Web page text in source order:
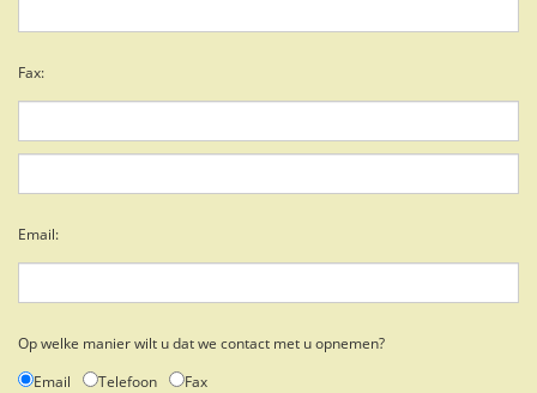
Fax:
Email:
Op welke manier wilt u dat we contact met u opnemen?
Email
Telefoon Fax